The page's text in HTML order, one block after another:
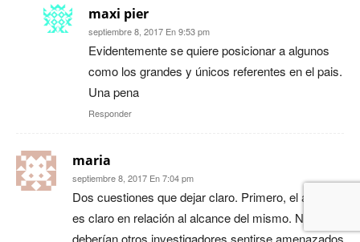
maxi pier
septiembre 8, 2017 En 9:53 pm
Evidentemente se quiere posicionar a algunos
como los grandes y únicos referentes en el pais.
Una pena
Responder
maria
septiembre 8, 2017 En 7:04 pm
Dos cuestiones que dejar claro. Primero, el artículo
es claro en relación al alcance del mismo. No
deberían otros investigadores sentirse amenazados